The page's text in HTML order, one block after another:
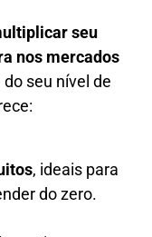
seu
nos mercados
seu nível de
, ideais para
do zero.